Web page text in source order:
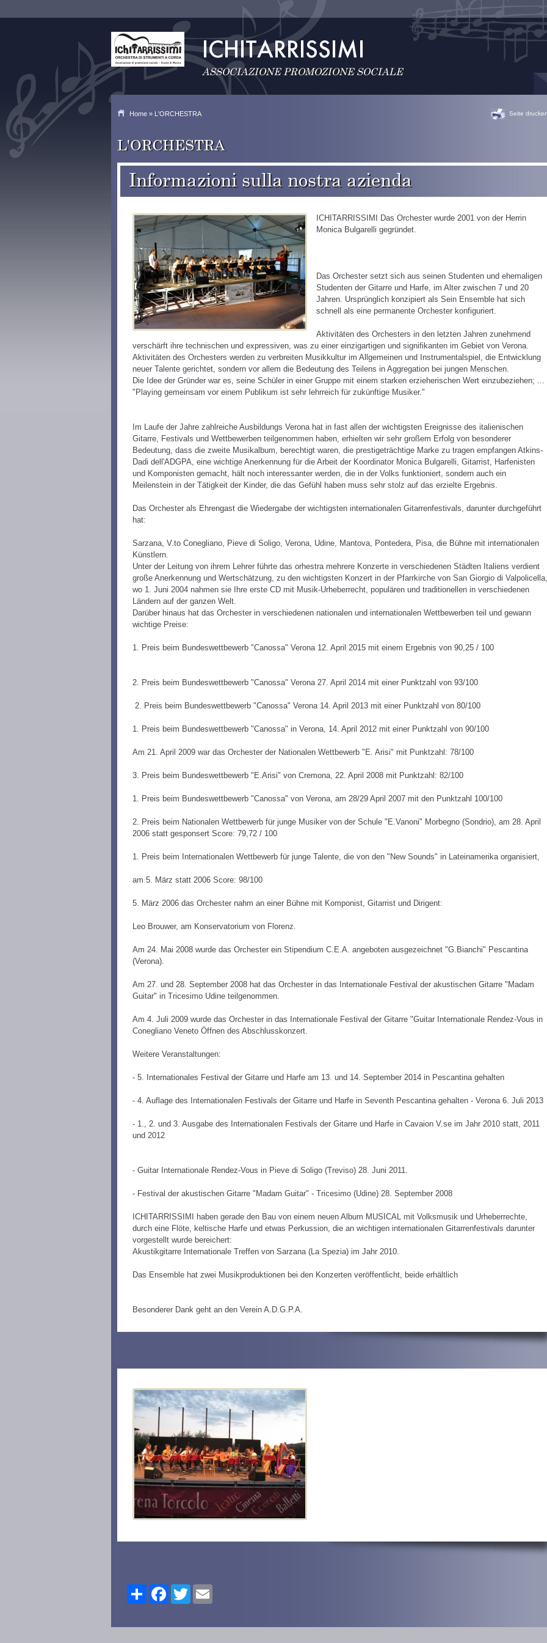
ASSOCIAZIONE PROMOZIONE SOCIALE
Home » L'ORCHESTRA
L'ORCHESTRA
Seite
Informazioni sulla nostra azienda
ICHITARRISSIMI Das Orchester wurde 2001 von der Herrin
Monica Bulgarelli gegründet.
Das Orchester setzt sich aus seinen Studenten und ehemaligen
Studenten der Gitarre und Harfe, im Alter zwischen 7 und 20
Jahren. Ursprünglich konzipiert als Sein Ensemble hat sich
schnell als eine permanente Orchester konfiguriert.
Aktivitäten des Orchesters in den letzten Jahren zunehmend
verschärft ihre technischen und expressiven, was zu einer einzigartigen und signifikanten im Gebiet von Verona.
Aktivitäten des Orchesters werden zu verbreiten Musikkultur im Allgemeinen und Instrumentalspiel, die Entwicklung
neuer Talente gerichtet, sondern vor allem die Bedeutung des Teilens in Aggregation bei jungen Menschen.
Die Idee der Gründer war es, seine Schüler in einer Gruppe mit einem starken erzieherischen Wert einzubeziehen; ...
"Playing gemeinsam vor einem Publikum ist sehr lehrreich für zukünftige Musiker."
Im Laufe der Jahre zahlreiche Ausbildungs ​​Verona hat in fast allen der wichtigsten Ereignisse des italienischen
Gitarre, Festivals und Wettbewerben teilgenommen haben, erhielten wir sehr großem Erfolg von besonderer
Bedeutung, dass die zweite Musikalbum, berechtigt waren, die prestigeträchtige Marke zu tragen empfangen Atkins-
Dadi dell'ADGPA, eine wichtige Anerkennung für die Arbeit der Koordinator Monica Bulgarelli, Gitarrist, Harfenisten
und Komponisten gemacht, hält noch interessanter werden, die in der Volks funktioniert, sondern auch ein
Meilenstein in der Tätigkeit der Kinder, die das Gefühl haben muss sehr stolz auf das erzielte Ergebnis.
Das Orchester als Ehrengast die Wiedergabe der wichtigsten internationalen Gitarrenfestivals, darunter durchgeführt
hat:
Sarzana, V.to Conegliano, Pieve di Soligo, Verona, Udine, Mantova, Pontedera, Pisa, die Bühne mit internationalen
Künstlern.
Unter der Leitung von ihrem Lehrer führte das orhestra mehrere Konzerte in verschiedenen Städten Italiens verdient
große Anerkennung und Wertschätzung, zu den wichtigsten Konzert in der Pfarrkirche von San Giorgio di Valpolicella,
wo 1. Juni 2004 nahmen sie
Ihre erste CD mit Musik-Urheberrecht, populären und traditionellen in verschiedenen
Ländern auf der ganzen Welt.
Darüber hinaus hat das Orchester in verschiedenen nationalen und internationalen Wettbewerben teil und gewann
wichtige Preise:
1. Preis beim Bundeswettbewerb "Canossa" Verona 12. April 2015 mit einem Ergebnis von 90,25 / 100
2. Preis beim Bundeswettbewerb "Canossa" Verona 27. April 2014 mit einer Punktzahl von 93/100
2. Preis beim Bundeswettbewerb "Canossa" Verona 14. April 2013 mit einer Punktzahl von 80/100
1. Preis beim Bundeswettbewerb "Canossa" in Verona, 14. April 2012 mit einer Punktzahl von 90/100
Am 21. April 2009 war das Orchester der Nationalen Wettbewerb "E. Arisi" mit Punktzahl: 78/100
3. Preis beim Bundeswettbewerb "E.Arisi" von Cremona, 22. April 2008 mit Punktzahl: 82/100
1. Preis beim Bundeswettbewerb "Canossa" von Verona, am 28/29 April 2007 mit den Punktzahl 100/100
2. Preis beim Nationalen Wettbewerb für junge Musiker von der Schule "E.Vanoni" Morbegno (Sondrio), am 28. April
2006 statt gesponsert Score: 79,72 / 100
1. Preis beim Internationalen Wettbewerb für junge Talente, die von den "New Sounds" in Lateinamerika organisiert,
am 5. März statt 2006 Score: 98/100
5. März 2006 das Orchester nahm an einer Bühne mit Komponist, Gitarrist und Dirigent:
Leo Brouwer, am Konservatorium von Florenz.
Am 24. Mai 2008 wurde das Orchester ein Stipendium C.E.A. angeboten ausgezeichnet "G.Bianchi" Pescantina
(Verona).
Am 27. und 28. September 2008 hat das Orchester in das Internationale Festival der akustischen Gitarre "Madam
Guitar" in Tricesimo Udine teilgenommen.
Am 4. Juli 2009 wurde das Orchester in das Internationale Festival der Gitarre "Guitar Internationale Rendez-Vous in
Conegliano Veneto Öffnen des Abschlusskonzert.
Weitere Veranstaltungen:
- 5. Internationales Festival der Gitarre und Harfe am 13. und 14. September 2014 in Pescantina gehalten
- 4. Auflage des Internationalen Festivals der Gitarre und Harfe in Seventh Pescantina gehalten - Verona 6. Juli 2013
- 1., 2. und 3. Ausgabe des Internationalen Festivals der Gitarre und Harfe in Cavaion V.se im Jahr 2010 statt, 2011
und 2012
- Guitar Internationale Rendez-Vous in Pieve di Soligo (Treviso) 28. Juni 2011.
- Festival der akustischen Gitarre "Madam Guitar" - Tricesimo (Udine) 28. September 2008
ICHITARRISSIMI haben gerade den Bau von einem neuen Album MUSICAL mit Volksmusik und Urheberrechte,
durch eine Flöte, keltische Harfe und etwas Perkussion, die an wichtigen internationalen Gitarrenfestivals darunter
vorgestellt wurde bereichert:
Akustikgitarre Internationale Treffen von Sarzana (La Spezia) im Jahr 2010.
Das Ensemble hat zwei Musikproduktionen bei den Konzerten veröffentlicht, beide erhältlich
Besonderer Dank geht an den Verein A.D.G.P.A.
Share FacebookTwitter